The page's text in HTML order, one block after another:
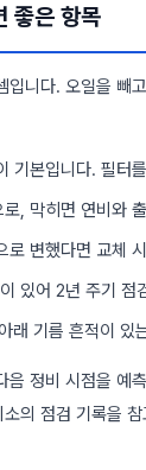
좋은 항목
니다. 오일을 빼
기본입니다. 필터
, 막히면 연비와
로 변했다면 교체
있어 2년 주기 점
래 기름 흔적이 있
음 정비 시점을 예
의 점검 기록을